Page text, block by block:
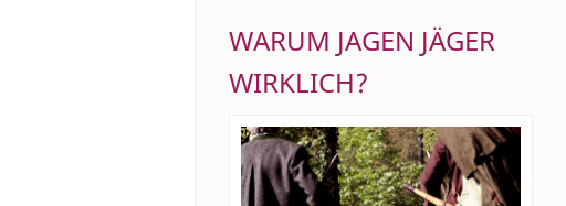
WARUM JAGEN JÄGER
WIRKLICH?